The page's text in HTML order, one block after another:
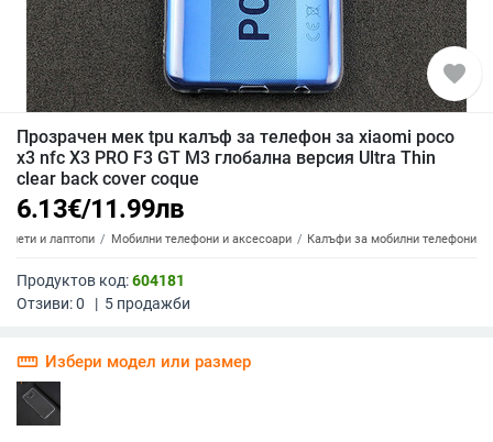
favorite
Прозрачен мек tpu калъф за телефон за xiaomi poco
x3 nfc X3 PRO F3 GT M3 глобална версия Ultra Thin
clear back cover coque
6.13€/11.99лв
и лаптопи Мобилни телефони и аксесоари Калъфи за мобилни телефони
Продуктов код:604181
Отзиви:0 | 5 продажби
straighten Избери модел или размер